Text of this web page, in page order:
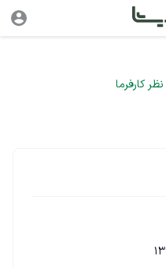
نظر کارفرما